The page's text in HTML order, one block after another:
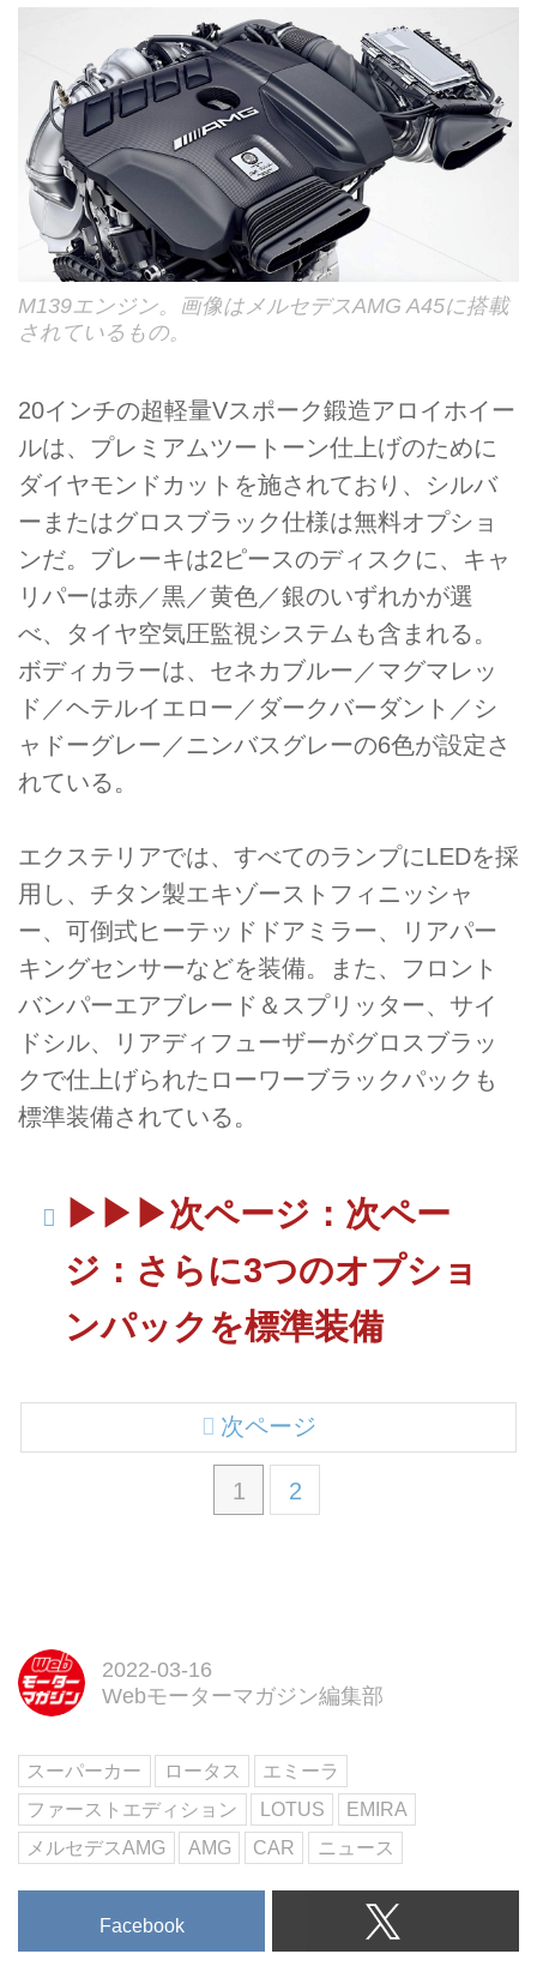
M139エンジン。画像はメルセデスAMG A45に搭載
されているもの。
20インチの超軽量Vスポーク鍛造アロイホイー
ルは、プレミアムツートーン仕上げのために
ダイヤモンドカットを施されており、シルバ
ーまたはグロスブラック仕様は無料オプショ
ンだ。ブレーキは2ピースのディスクに、キャ
リパーは赤／黒／黄色／銀のいずれかが選
べ、タイヤ空気圧監視システムも含まれる。
ボディカラーは、セネカブルー／マグマレッ
ド／ヘテルイエロー／ダークバーダント／シ
ャドーグレー／ニンバスグレーの6色が設定さ
れている。
エクステリアでは、すべてのランプにLEDを採
用し、チタン製エキゾーストフィニッシャ
ー、可倒式ヒーテッドドアミラー、リアパー
キングセンサーなどを装備。また、フロント
バンパーエアブレード＆スプリッター、サイ
ドシル、リアディフューザーがグロスブラッ
クで仕上げられたローワーブラックパックも
標準装備されている。
▶︎▶︎▶︎次ページ：次ペー
ジ：さらに3つのオプショ
ンパックを標準装備
1 2
次ページ
2022-03-16
Webモーターマガジン編集部
スーパーカー ロータス
エミーラ
ファーストエディション
LOTUS
EMIRA
メルセデスAMG
AMG CAR ニュース
Facebook